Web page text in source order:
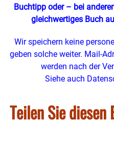
Buchtipp oder – bei
gleichwertiges Buch
Wir speichern keine
geben solche weiter. Mail-
werden nach der
Siehe auch
Teilen Sie